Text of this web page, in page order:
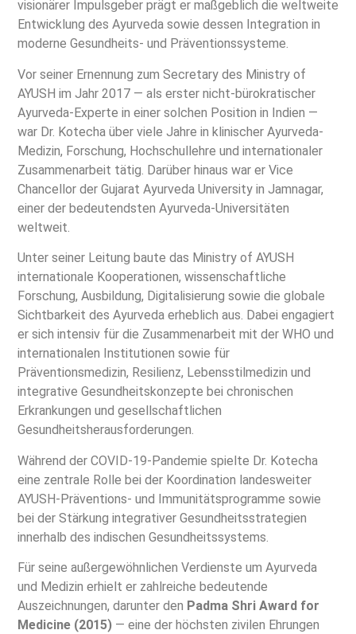
visionärer Impulsgeber prägt er maßgeblich die weltweite
Entwicklung des Ayurveda sowie dessen Integration in
moderne Gesundheits- und Präventionssysteme.
Vor seiner Ernennung zum Secretary des Ministry of
AYUSH im Jahr 2017 — als erster nicht-bürokratischer
Ayurveda-Experte in einer solchen Position in Indien —
war Dr. Kotecha über viele Jahre in klinischer Ayurveda-
Medizin, Forschung, Hochschullehre und internationaler
Zusammenarbeit tätig. Darüber hinaus war er Vice
Chancellor der Gujarat Ayurveda University in Jamnagar,
einer der bedeutendsten Ayurveda-Universitäten
weltweit.
Unter seiner Leitung baute das Ministry of AYUSH
internationale Kooperationen, wissenschaftliche
Forschung, Ausbildung, Digitalisierung sowie die globale
Sichtbarkeit des Ayurveda erheblich aus. Dabei engagiert
er sich intensiv für die Zusammenarbeit mit der WHO und
internationalen Institutionen sowie für
Präventionsmedizin, Resilienz, Lebensstilmedizin und
integrative Gesundheitskonzepte bei chronischen
Erkrankungen und gesellschaftlichen
Gesundheitsherausforderungen.
Während der COVID-19-Pandemie spielte Dr. Kotecha
eine zentrale Rolle bei der Koordination landesweiter
AYUSH-Präventions- und Immunitätsprogramme sowie
bei der Stärkung integrativer Gesundheitsstrategien
innerhalb des indischen Gesundheitssystems.
Für seine außergewöhnlichen Verdienste um Ayurveda
und Medizin erhielt er zahlreiche bedeutende
Auszeichnungen, darunter den Padma Shri Award for
Medicine (2015)— eine der höchsten zivilen Ehrungen